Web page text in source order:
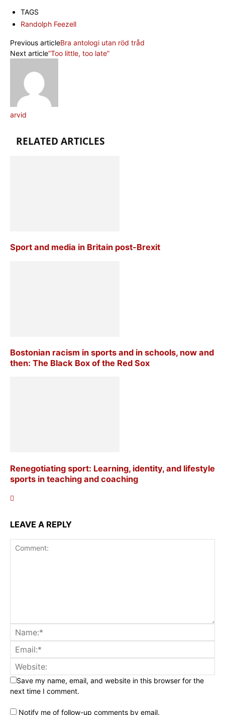
TAGS
Randolph Feezell
Previous articleBra antologi utan röd tråd
Next article”Too little, too late”
arvid
RELATED ARTICLES
Sport and media in Britain post-Brexit
Bostonian racism in sports and in schools, now and
then: The Black Box of the Red Sox
Renegotiating sport: Learning, identity, and lifestyle
sports in teaching and coaching
LEAVE A REPLY
Save my name, email, and website in this browser for the
next time I comment.
Notify me of follow-up comments by email.